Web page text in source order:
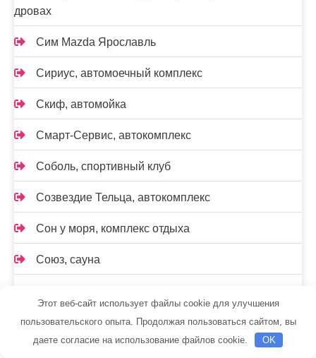
дровах
Сим Mazda Ярославль
Сириус, автомоечный комплекс
Скиф, автомойка
Смарт-Сервис, автокомплекс
Соболь, спортивный клуб
Созвездие Тельца, автокомплекс
Сон у моря, комплекс отдыха
Союз, сауна
Старый Ростов, гостиничный комплекс
Этот веб-сайт использует файлы cookie для улучшения
пользовательского опыта. Продолжая пользоваться сайтом, вы
даете согласие на использование файлов cookie.
OK